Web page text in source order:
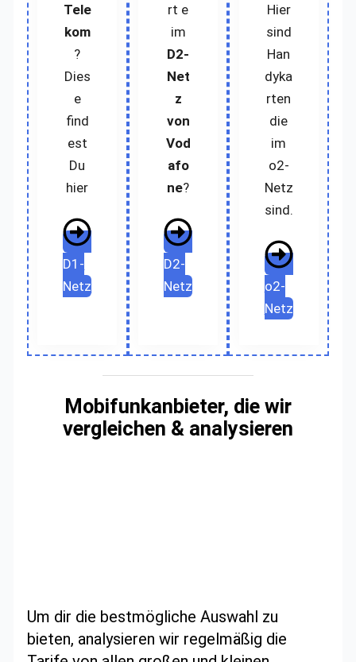
Tele
kom
?
Dies
e
find
est
Du
hier
D1-
Netz
rt e
im
D2-
Net
z
von
Vod
afo
ne?
D2-
Netz
Hier
sind
Han
dyka
rten
die
im
o2-
Netz
sind.
o2-
Netz
Mobifunkanbieter, die wir
vergleichen & analysieren
Um dir die bestmögliche Auswahl zu
bieten, analysieren wir regelmäßig die